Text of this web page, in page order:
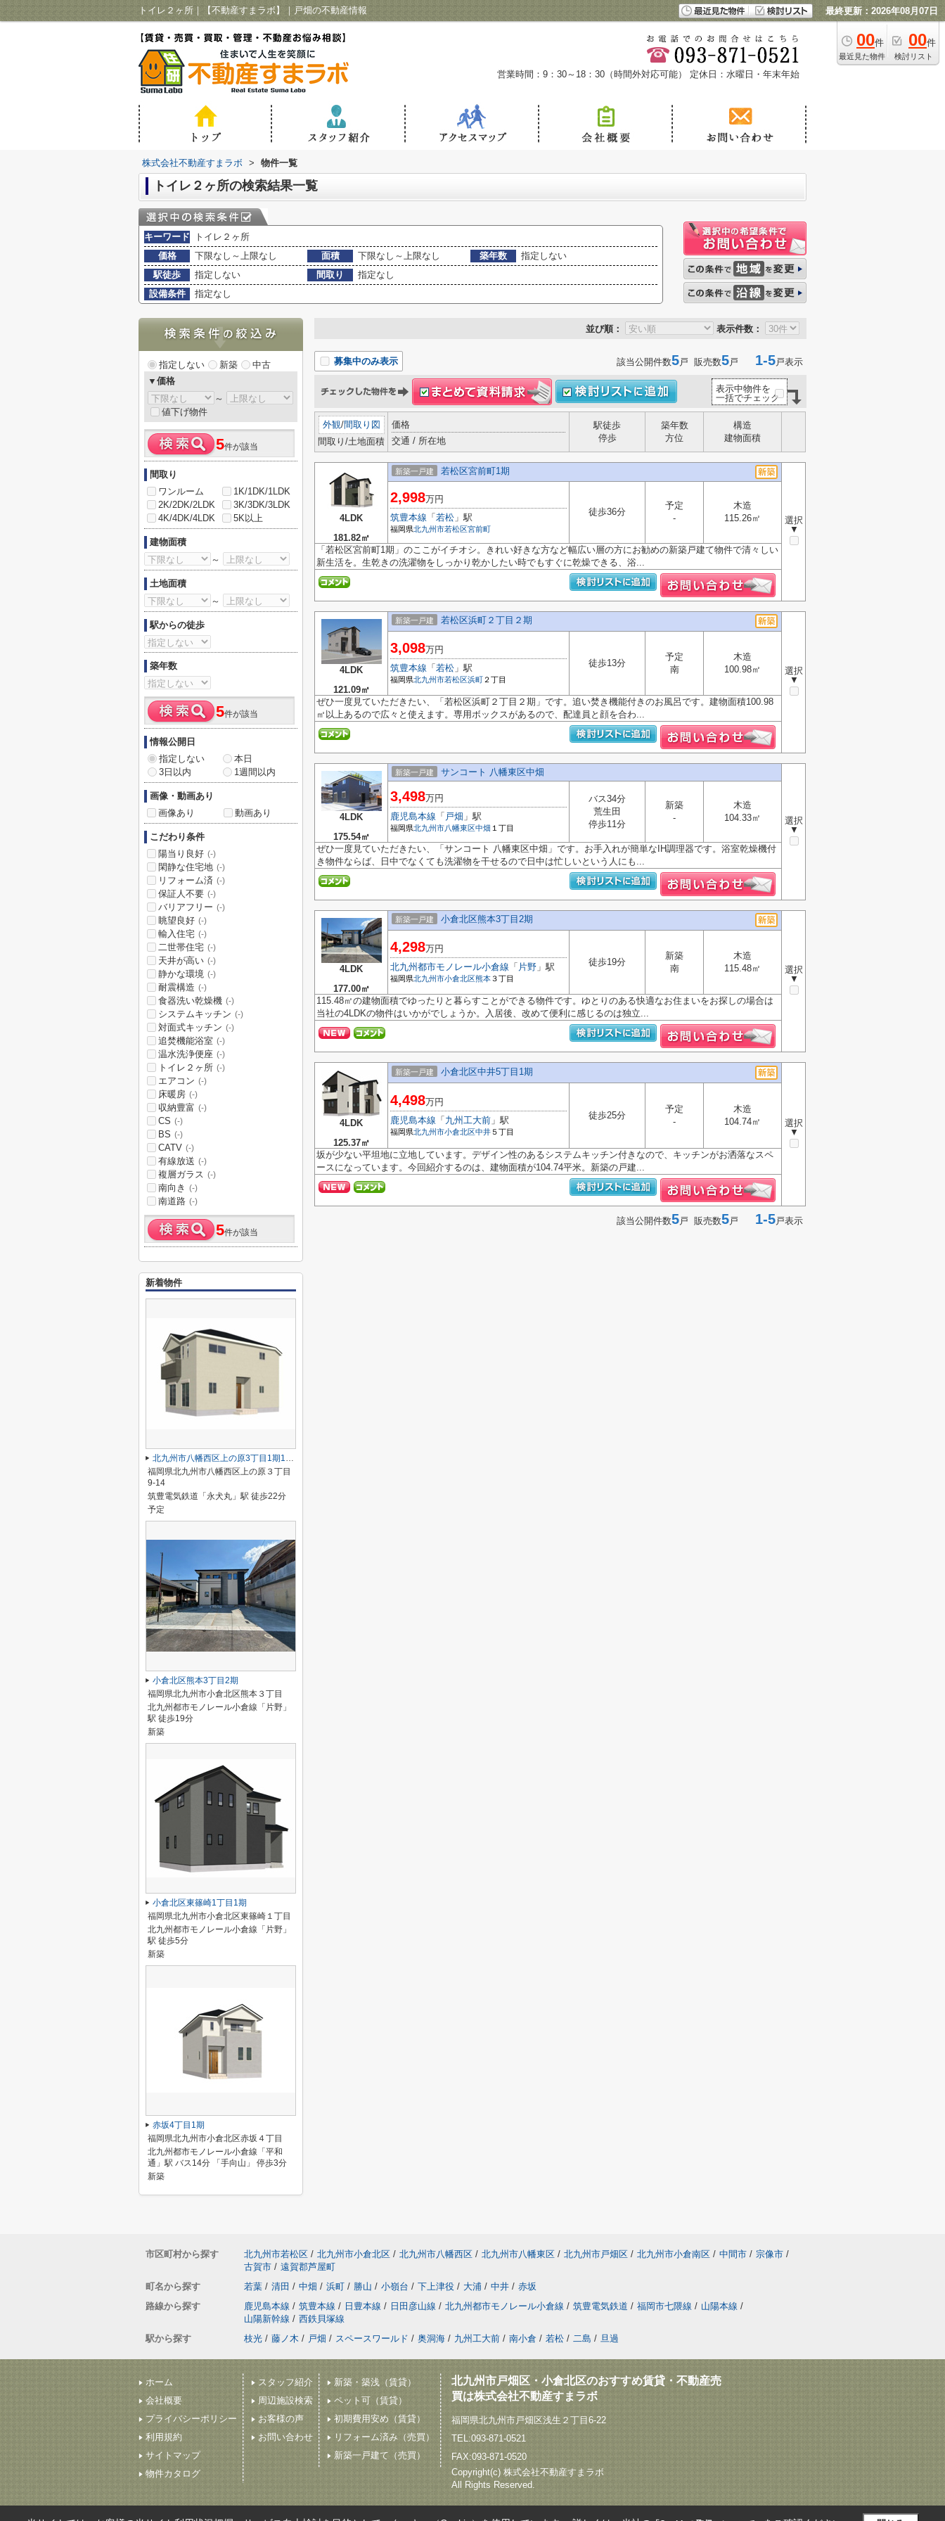
トイレ２ヶ所｜【不動産すまラボ】｜戸畑の不動産情報 最終更新：2026年08月07日
00件
最近見た物件
00件
検討リスト
営業時間：9：30～18：30（時間外対応可能） 定休日：水曜日・年末年始
株式会社不動産すまラボ > 物件一覧
トイレ２ヶ所の検索結果一覧
キーワード
トイレ２ヶ所
価格
下限なし～上限なし 面積 下限なし～上限なし 築年数
指定しない
駅徒歩
指定しない 間取り
指定なし
設備条件
指定なし
並び順： 表示件数：
募集中のみ表示 該当公開件数5戸 販売数5戸 1-5戸表示
表示中物件を
一括でチェック
外観/間取り図
間取り/土地面積
価格
交通 / 所在地
駅徒歩
停歩
築年数
方位
構造
建物面積
4LDK
181.82㎡
新築一戸建 若松区宮前町1期
選択
▼
2,998万円
筑豊本線 「 若松 」駅
福岡県北九州市若松区宮前町
徒歩36分
予定
-
木造
115.26㎡
「若松区宮前町1期」のここがイチオシ。きれい好きな方など幅広い層の方にお勧めの新築戸建て物件で清々しい
新生活を。生乾きの洗濯物をしっかり乾かしたい時でもすぐに乾燥できる、浴...
4LDK
121.09㎡
新築一戸建 若松区浜町２丁目２期
選択
▼
3,098万円
筑豊本線 「 若松 」駅
福岡県北九州市若松区浜町 ２丁目
徒歩13分
予定
南
木造
100.98㎡
ぜひ一度見ていただきたい、「若松区浜町２丁目２期」です。追い焚き機能付きのお風呂です。建物面積100.98
㎡以上あるので広々と使えます。専用ボックスがあるので、配達員と顔を合わ...
4LDK
175.54㎡
新築一戸建 サンコート 八幡東区中畑
選択
▼
3,498万円
鹿児島本線 「 戸畑 」駅
福岡県北九州市八幡東区中畑 １丁目
バス34分
荒生田
停歩11分
新築
-
木造
104.33㎡
ぜひ一度見ていただきたい、「サンコート 八幡東区中畑」です。お手入れが簡単なIH調理器です。浴室乾燥機付
き物件ならば、日中でなくても洗濯物を干せるので日中は忙しいという人にも...
4LDK
177.00㎡
新築一戸建 小倉北区熊本3丁目2期
選択
▼
4,298万円
北九州都市モノレール小倉線 「 片野 」駅
福岡県北九州市小倉北区熊本３丁目
徒歩19分
新築
南
木造
115.48㎡
115.48㎡の建物面積でゆったりと暮らすことができる物件です。ゆとりのある快適なお住まいをお探しの場合は
当社の4LDKの物件はいかがでしょうか。入居後、改めて便利に感じるのは独立...
4LDK
125.37㎡
新築一戸建 小倉北区中井5丁目1期
選択
▼
4,498万円
鹿児島本線 「 九州工大前 」駅
福岡県北九州市小倉北区中井 ５丁目
徒歩25分
予定
-
木造
104.74㎡
坂が少ない平坦地に立地しています。デザイン性のあるシステムキッチン付きなので、キッチンがお洒落なスペ
ースになっています。今回紹介するのは、建物面積が104.74平米。新築の戸建...
該当公開件数5戸 販売数5戸 1-5戸表示
指定しない 新築
中古
▼価格
～
値下げ物件
5件が該当
間取り
ワンルーム
1K/1DK/1LDK
2K/2DK/2LDK
3K/3DK/3LDK
4K/4DK/4LDK
5K以上
建物面積
～
土地面積
～
駅からの徒歩
築年数
5件が該当
情報公開日
指定しない
本日
3日以内
1週間以内
画像・動画あり
画像あり
動画あり
こだわり条件
陽当り良好 (-)
閑静な住宅地 (-)
リフォーム済 (-)
保証人不要 (-)
バリアフリー (-)
眺望良好 (-)
輸入住宅 (-)
二世帯住宅 (-)
天井が高い (-)
静かな環境 (-)
耐震構造 (-)
食器洗い乾燥機 (-)
システムキッチン (-)
対面式キッチン (-)
追焚機能浴室 (-)
温水洗浄便座 (-)
トイレ２ヶ所 (-)
エアコン (-)
床暖房 (-)
収納豊富 (-)
CS (-)
BS (-)
CATV (-)
有線放送 (-)
複層ガラス (-)
南向き (-)
南道路 (-)
5件が該当
新着物件
北九州市八幡西区上の原3丁目1期1号棟
福岡県北九州市八幡西区上の原３丁目
9-14
筑豊電気鉄道「永犬丸」駅 徒歩22分
予定
小倉北区熊本3丁目2期
福岡県北九州市小倉北区熊本３丁目
北九州都市モノレール小倉線「片野」
駅 徒歩19分
新築
小倉北区東篠崎1丁目1期
福岡県北九州市小倉北区東篠崎１丁目
北九州都市モノレール小倉線「片野」
駅 徒歩5分
新築
赤坂4丁目1期
福岡県北九州市小倉北区赤坂４丁目
北九州都市モノレール小倉線「平和
通」駅 バス14分 「手向山」 停歩3分
新築
市区町村から探す 北九州市若松区 / 北九州市小倉北区 / 北九州市八幡西区 / 北九州市八幡東区 / 北九州市戸畑区 / 北九州市小倉南区 / 中間市 / 宗像市 /
古賀市 / 遠賀郡芦屋町
町名から探す
若葉 / 清田 / 中畑 / 浜町 / 勝山 / 小嶺台 / 下上津役 / 大浦 / 中井 / 赤坂
路線から探す
鹿児島本線 / 筑豊本線 / 日豊本線 / 日田彦山線 / 北九州都市モノレール小倉線 / 筑豊電気鉄道 / 福岡市七隈線 / 山陽本線 /
山陽新幹線 / 西鉄貝塚線
駅から探す
枝光 / 藤ノ木 / 戸畑 / スペースワールド / 奥洞海 / 九州工大前 / 南小倉 / 若松 / 二島 / 旦過
ホーム
会社概要
プライバシーポリシー
利用規約
サイトマップ
物件カタログ
スタッフ紹介
周辺施設検索
お客様の声
お問い合わせ
新築・築浅（賃貸）
ペット可（賃貸）
初期費用安め（賃貸）
リフォーム済み（売買）
新築一戸建て（売買）
北九州市戸畑区・小倉北区のおすすめ賃貸・不動産売
買は株式会社不動産すまラボ
福岡県北九州市戸畑区浅生２丁目6-22
TEL:093-871-0521
FAX:093-871-0520
Copyright(c) 株式会社不動産すまラボ
All Rights Reserved.